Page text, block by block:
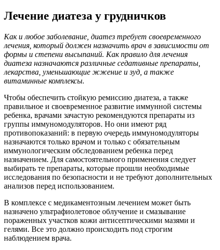
Лечение диатеза у грудничков
Как и любое заболевание, диатез требует своевременного
лечения, который должен назначить врач в зависимости от
формы и степени высыпаний. Как правило для лечения
диатеза назначаются различные седативные препараты,
лекарства, уменьшающие жжение и зуд, а также
витаминные комплексы.
Чтобы обеспечить стойкую ремиссию диатеза, а также
правильное и своевременное развитие иммунной системы
ребенка, врачами зачастую рекомендуются препараты из
группы иммуномодуляторов. Но они имеют ряд
противопоказаний: в первую очередь иммуномодуляторы
назначаются только врачом и только с обязательным
иммунологическим обследованием ребенка перед
назначением. Для самостоятельного применения следует
выбирать те препараты, которые прошли необходимые
исследования по безопасности и не требуют дополнительных
анализов перед использованием.
В комплексе с медикаментозным лечением может быть
назначено ультрафиолетовое облучение и смазывание
пораженных участков кожи антисептическими мазями и
гелями. Все это должно происходить под строгим
наблюдением врача.